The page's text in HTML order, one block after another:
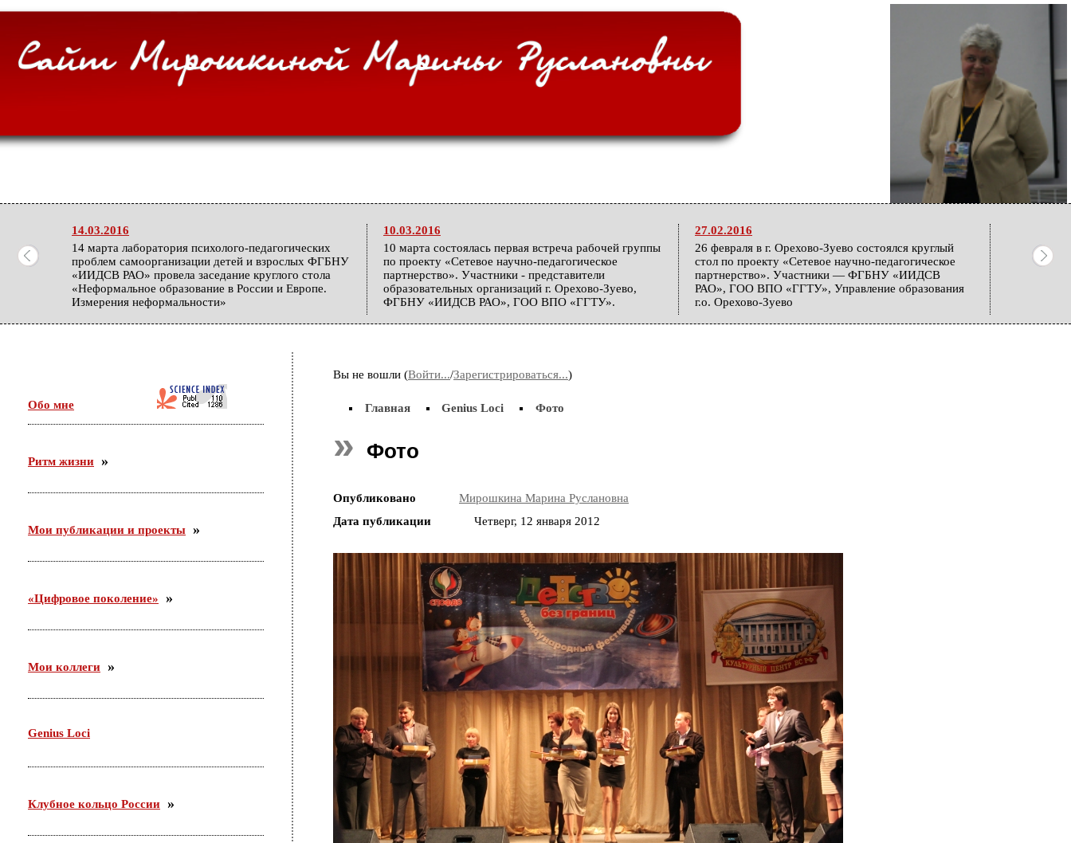
14.03.2016
14 марта лаборатория психолого-педагогических
проблем самоорганизации детей и взрослых ФГБНУ
«ИИДСВ РАО» провела заседание круглого стола
«Неформальное образование в России и Европе.
Измерения неформальности»
10.03.2016
10 марта состоялась первая встреча рабочей группы
по проекту «Сетевое научно-педагогическое
партнерство». Участники - представители
образовательных организаций г. Орехово-Зуево,
ФГБНУ «ИИДСВ РАО», ГОО ВПО «ГГТУ».
27.02.2016
26 февраля в г. Орехово-Зуево состоялся круглый
стол по проекту «Сетевое научно-педагогическое
партнерство». Участники — ФГБНУ «ИИДСВ
РАО», ГОО ВПО «ГГТУ», Управление образования
г.о. Орехово-Зуево
Идет активная подготовка организационной встречи
по проекту «Сетевое научно-педагогическое
партнерство». Участники — ФГБНУ «ИИДСВ
РАО», ГОО ВПО «ГГТУ», Управление образования
г.о. Орехово-Зуево.
корчаковском сборе: от практики к моделям
с сообщением «Советские педагоги и несоветские
03.12.2015
С 26 ноября по 3 декабря участвовала в российско-
образования «Хаус-ам-Майберг» (г.Хаппенхайм,
Всероссийской научно-практической конференции
дополнительное образование как механизм
личности» (г. Чита).
Обо мне
Ритм жизни
Мои публикации и проекты
«Цифровое поколение»
Мои коллеги
Genius Loci
Клубное кольцо России
Вы не вошли (Войти.../Зарегистрироваться...)
Главная Genius Loci Фото
Фото
Опубликовано
Мирошкина Марина Руслановна
Дата публикации
Четверг, 12 января 2012